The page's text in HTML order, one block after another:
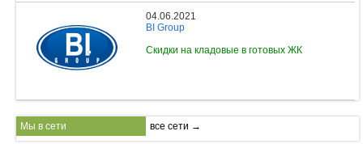
04.06.2021
BI Group
Скидки на кладовые в готовых ЖК
Мы в сети все сети →